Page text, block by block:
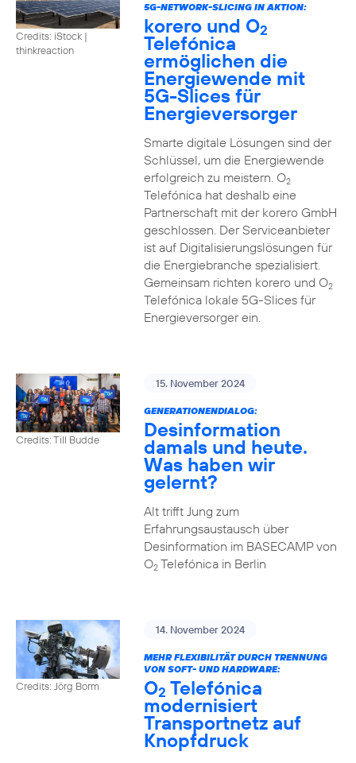
Credits: iStock |
thinkreaction
5G-NETWORK-SLICING IN AKTION:
korero und O2
Telefónica
ermöglichen die
Energiewende mit
5G-Slices für
Energieversorger
Smarte digitale Lösungen sind der
Schlüssel, um die Energiewende
erfolgreich zu meistern. O2
Telefónica hat deshalb eine
Partnerschaft mit der korero GmbH
geschlossen. Der Serviceanbieter
ist auf Digitalisierungslösungen für
die Energiebranche spezialisiert.
Gemeinsam richten korero und O2
Telefónica lokale 5G-Slices für
Energieversorger ein.
Credits: Till Budde
15. November 2024
GENERATIONENDIALOG:
Desinformation
damals und heute.
Was haben wir
gelernt?
Alt trifft Jung zum
Erfahrungsaustausch über
Desinformation im BASECAMP von
O2Telefónica in Berlin
Credits: Jörg Borm
14. November 2024
MEHR FLEXIBILITÄT DURCH TRENNUNG
VON SOFT- UND HARDWARE:
O2 Telefónica
modernisiert
Transportnetz auf
Knopfdruck